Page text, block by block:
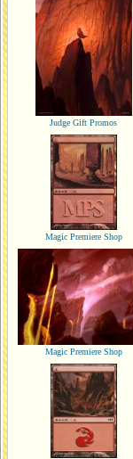
Judge Gift Promos
Magic Premiere Shop
Magic Premiere Shop